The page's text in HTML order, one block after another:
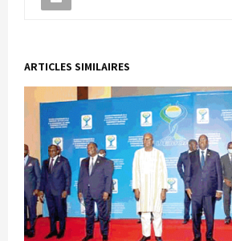
ARTICLES SIMILAIRES